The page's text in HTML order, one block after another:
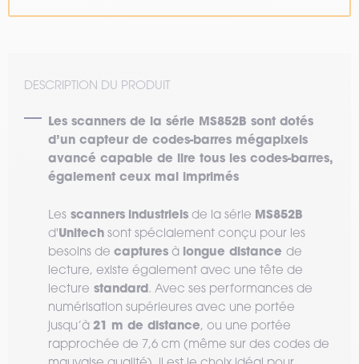
DESCRIPTION DU PRODUIT
Les scanners de la série MS852B sont dotés
d’un capteur de codes-barres mégapixels
avancé capable de lire tous les codes-barres,
également ceux mal imprimés
Les scanners industriels de la série MS852B
d'Unitech sont spécialement conçu pour les
besoins de captures à longue distance de
lecture, existe également avec une tête de
lecture standard. Avec ses performances de
numérisation supérieures avec une portée
jusqu’à 21 m de distance, ou une portée
rapprochée de 7,6 cm (même sur des codes de